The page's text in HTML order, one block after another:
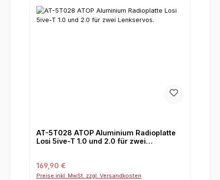
AT-5T028 ATOP Aluminium Radioplatte
Losi 5ive-T 1.0 und 2.0 für zwei
Regulärer Preis:
169,90 €
Preise inkl. MwSt. zzgl. Versandkosten